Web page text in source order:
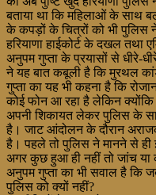
बताया था कि महिलाओं के साथ
के कपड़ों के चित्रों को भी पुलिस
हरियाणा हाईकोर्ट के दखल तथा
अनुपम गुप्ता के प्रयासों से धीरे-
ने यह बात कबूली है कि मुरथल
गुप्ता का यह भी कहना है कि
कोई फोन आ रहा है लेकिन क्योंकि
अपनी शिकायत लेकर पुलिस के
है। जाट आंदोलन के दौरान
है। पहले तो पुलिस ने मानने से ही
अगर कुछ हुआ ही नहीं तो जांच या
अनुपम गुप्ता का भी सवाल है
पुलिस को क्यों नहीं?